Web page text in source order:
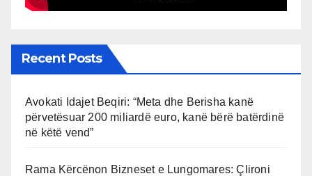
Recent Posts
Avokati Idajet Beqiri: “Meta dhe Berisha kanë
përvetësuar 200 miliardë euro, kanë bërë batërdinë
në këtë vend”
Rama Kërcënon Bizneset e Lungomares: Çlironi